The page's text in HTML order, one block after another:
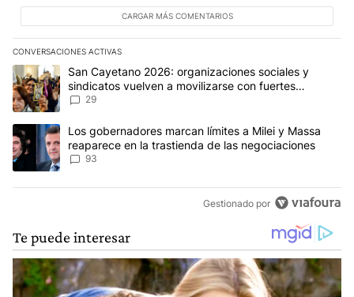
CARGAR MÁS COMENTARIOS
CONVERSACIONES ACTIVAS
Este listado muestra los artículos con más comentarios en los
Un artículo de tendencia con el título "San Cayetano 2026:
San Cayetano 2026: organizaciones sociales y
sindicatos vuelven a movilizarse con fuertes
reclamos al Gobierno
29
Un artículo de tendencia con el título "Los gobernadores
Los gobernadores marcan límites a Milei y Massa
reaparece en la trastienda de las negociaciones
93
Gestionado por